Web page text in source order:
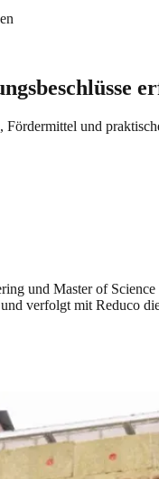
und
und Master of
verfolgt mit Reduco